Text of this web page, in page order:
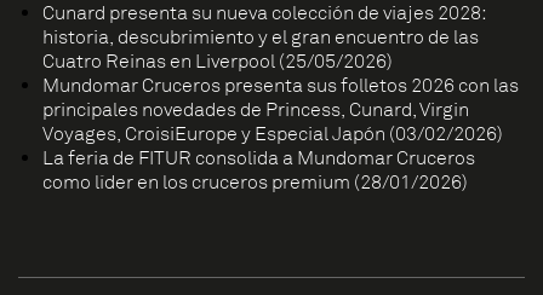
Cunard presenta su nueva colección de viajes 2028:
historia, descubrimiento y el gran encuentro de las
Cuatro Reinas en Liverpool (25/05/2026)
Mundomar Cruceros presenta sus folletos 2026 con las
principales novedades de Princess, Cunard, Virgin
Voyages, CroisiEurope y Especial Japón (03/02/2026)
La feria de FITUR consolida a Mundomar Cruceros
como líder en los cruceros premium (28/01/2026)